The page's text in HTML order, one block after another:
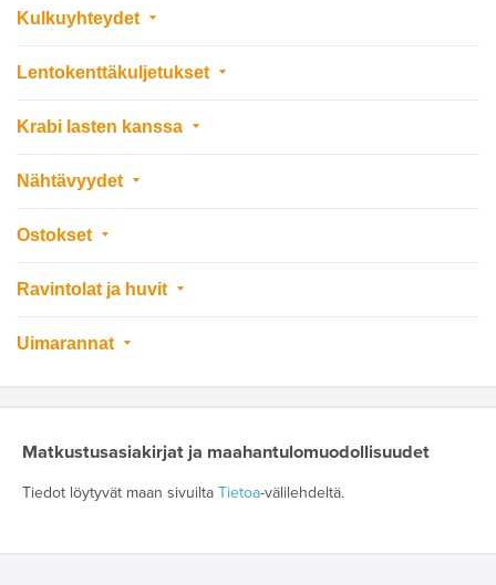
Kulkuyhteydet
Lentokenttäkuljetukset
Krabi lasten kanssa
Nähtävyydet
Ostokset
Ravintolat ja huvit
Uimarannat
Matkustusasiakirjat ja maahantulomuodollisuudet
Tiedot löytyvät maan sivuilta Tietoa-välilehdeltä.